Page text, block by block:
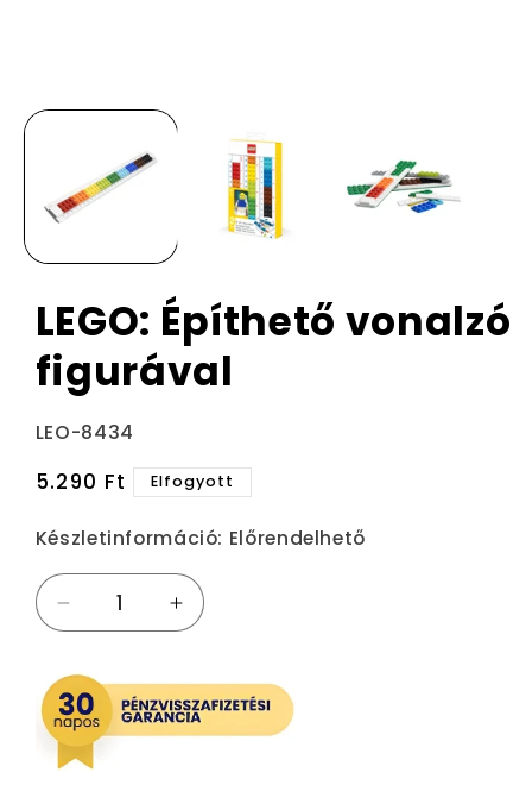
LEGO: Építhető vonalzó
figurával
Termékváltozat:
LEO-8434
Normál
5.290 Ft Elfogyott
Készletinformáció: Előrendelhető
LEGO:
Építhető
figurával
mennyiségének
csökkentése
LEGO:
Építhető
figurával
mennyiségének
növelése